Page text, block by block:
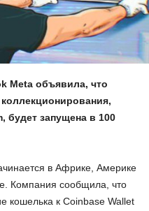
Meta объявила, что
будет запущена в 100
в Африке, Америке
Компания сообщила, что
кошелька к Coinbase Wallet